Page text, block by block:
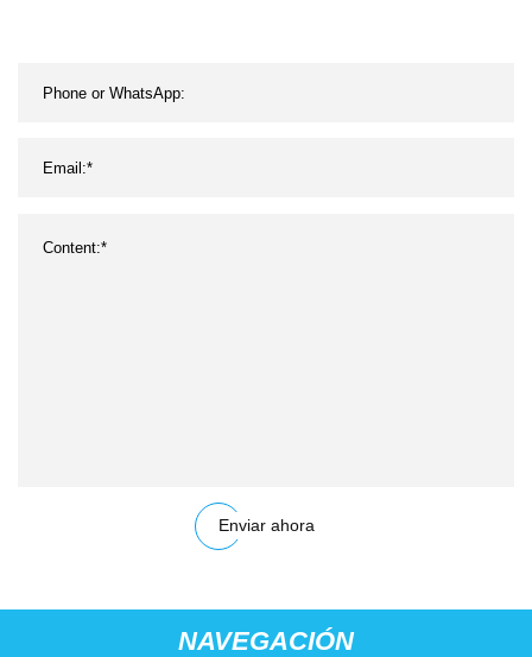
Enviar ahora
NAVEGACIÓN